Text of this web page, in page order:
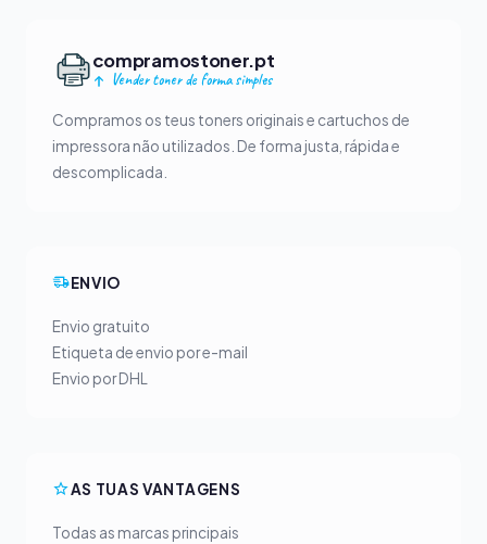
compramostoner.pt
Vender toner de forma simples
Compramos os teus toners originais e cartuchos de
impressora não utilizados. De forma justa, rápida e
descomplicada.
ENVIO
Envio gratuito
Etiqueta de envio por e-mail
Envio por DHL
AS TUAS VANTAGENS
Todas as marcas principais